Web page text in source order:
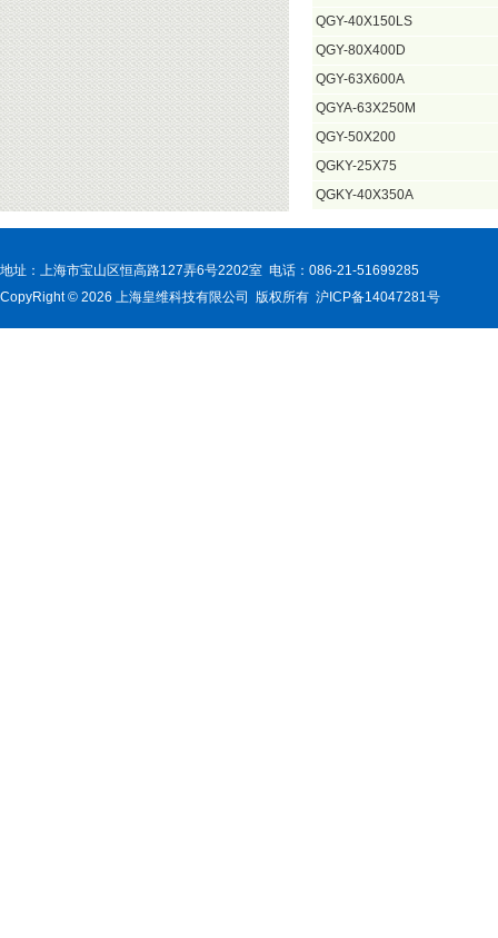
QGY-40X150LS
QGY-80X400D
QGY-63X600A
QGYA-63X250M
QGY-50X200
QGKY-25X75
QGKY-40X350A
地址：上海市宝山区恒高路127弄6号2202室 电话：086-21-51699285
CopyRight © 2026 上海皇维科技有限公司 版权所有 沪ICP备14047281号